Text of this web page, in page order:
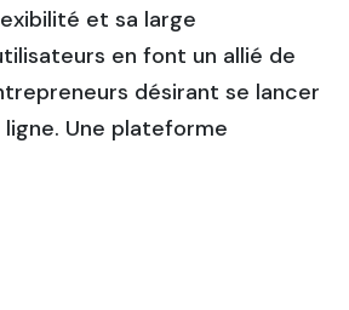
et sa large
en font un allié de
désirant se lancer
Une plateforme